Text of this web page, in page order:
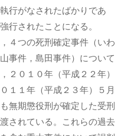
がなされたばかりであ
行されたことになる。
４つの死刑確定事件（いわ
事件，島田事件）について
２０１０年（平成２２年）
１１年（平成２３年）５月
無期懲役刑が確定した受刑
されている。これらの過去